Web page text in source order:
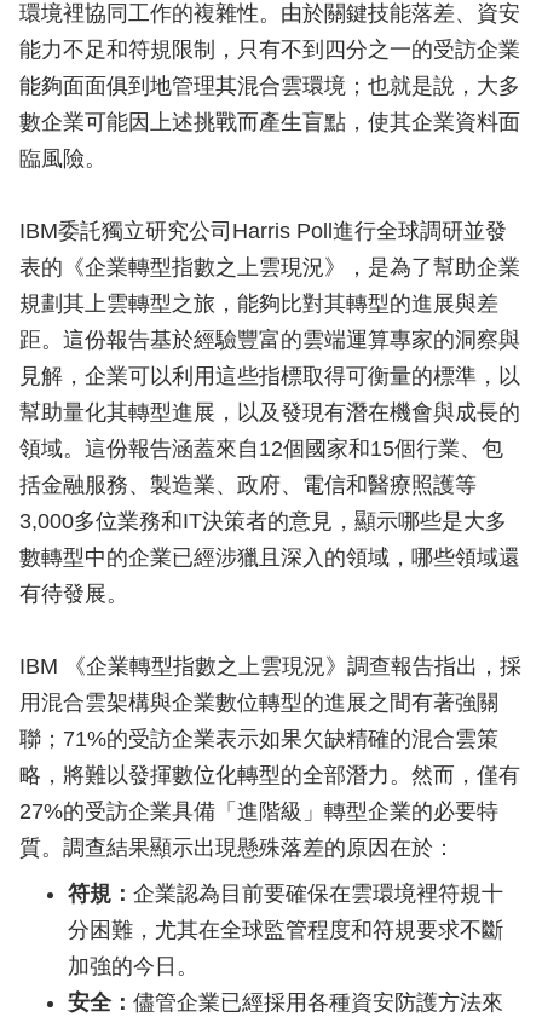
環境裡協同工作的複雜性。由於關鍵技能落差、資安
能力不足和符規限制，只有不到四分之一的受訪企業
能夠面面俱到地管理其混合雲環境；也就是說，大多
數企業可能因上述挑戰而產生盲點，使其企業資料面
臨風險。
IBM委託獨立研究公司Harris Poll進行全球調研並發
表的《企業轉型指數之上雲現況》，是為了幫助企業
規劃其上雲轉型之旅，能夠比對其轉型的進展與差
距。這份報告基於經驗豐富的雲端運算專家的洞察與
見解，企業可以利用這些指標取得可衡量的標準，以
幫助量化其轉型進展，以及發現有潛在機會與成長的
領域。這份報告涵蓋來自12個國家和15個行業、包
括金融服務、製造業、政府、電信和醫療照護等
3,000多位業務和IT決策者的意見，顯示哪些是大多
數轉型中的企業已經涉獵且深入的領域，哪些領域還
有待發展。
IBM 《企業轉型指數之上雲現況》調查報告指出，採
用混合雲架構與企業數位轉型的進展之間有著強關
聯；71%的受訪企業表示如果欠缺精確的混合雲策
略，將難以發揮數位化轉型的全部潛力。然而，僅有
27%的受訪企業具備「進階級」轉型企業的必要特
質。調查結果顯示出現懸殊落差的原因在於：
符規： 企業認為目前要確保在雲環境裡符規十
分困難，尤其在全球監管程度和符規要求不斷
加強的今日。
安全： 儘管企業已經採用各種資安防護方法來